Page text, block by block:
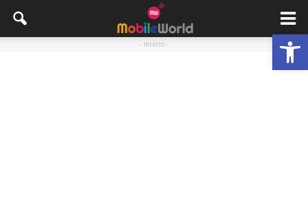
פתח סרגל נגישות - פרסומת -